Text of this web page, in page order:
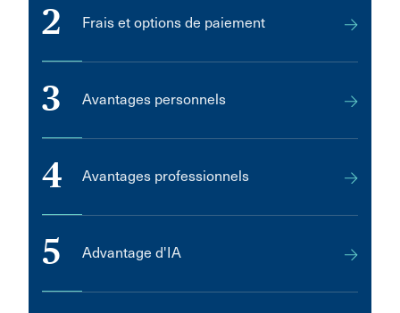
2 Frais et options de paiement
3 Avantages personnels
4 Avantages professionnels
5 Advantage d'IA